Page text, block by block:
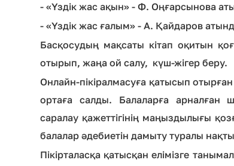
- «Үздік жас ақын» - Ф. Оңғарсынова
- «Үздік жас ғалым» - А. Қайдаров
Басқосудың мақсаты кітап оқитын
отырып, жаңа ой салу, күш-жігер беру.
Онлайн-пікіралмасуға қатысып
ортаға салды. Балаларға арналған
саралау қажеттігінің маңыздылығы
балалар әдебиетін дамыту туралы
Пікірталасқа қатысқан елімізге